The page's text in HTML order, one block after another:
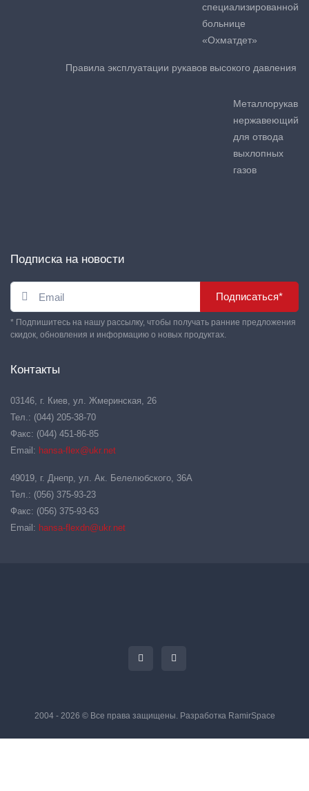
специализированной
больнице
«Охматдет»
Правила эксплуатации рукавов высокого давления
Металлорукав
нержавеющий
для отвода
выхлопных
газов
Подписка на новости
Подписаться*
* Подпишитесь на нашу рассылку, чтобы получать ранние предложения
скидок, обновления и информацию о новых продуктах.
Контакты
03146, г. Киев, ул. Жмеринская, 26
Тел.: (044) 205-38-70
Факс: (044) 451-86-85
Email: hansa-flex@ukr.net
49019, г. Днепр, ул. Ак. Белелюбского, 36А
Тел.: (056) 375-93-23
Факс: (056) 375-93-63
Email: hansa-flexdn@ukr.net
2004 - 2026 © Все права защищены. Разработка RamirSpace